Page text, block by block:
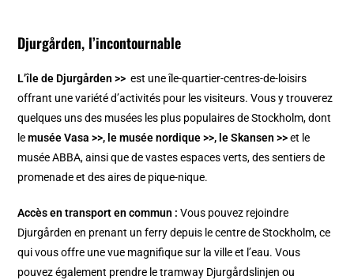
Djurgården, l’incontournable
L’île de Djurgården >> est une île-quartier-centres-de-loisirs
offrant une variété d’activités pour les visiteurs. Vous y trouverez
quelques uns des musées les plus populaires de Stockholm, dont
lemusée Vasa >>, lemusée nordique >>, leSkansen >>et le
musée ABBA, ainsi que de vastes espaces verts, des sentiers de
promenade et des aires de pique-nique.
Accès en transport en commun : Vous pouvez rejoindre
Djurgården en prenant un ferry depuis le centre de Stockholm, ce
qui vous offre une vue magnifique sur la ville et l’eau. Vous
pouvez également prendre le tramway Djurgårdslinjen ou